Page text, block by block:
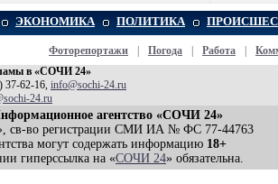
ЭКОНОМИКА ПОЛИТИКА
Фоторепортажи Погода Работа
в «СОЧИ 24»
37-62-16, info@sochi-24.ru
24.ru
агентство «СОЧИ 24»
св-во регистрации СМИ ИА № ФС 77-44763
могут содержать информацию 18+
гиперссылка на «СОЧИ 24» обязательна.